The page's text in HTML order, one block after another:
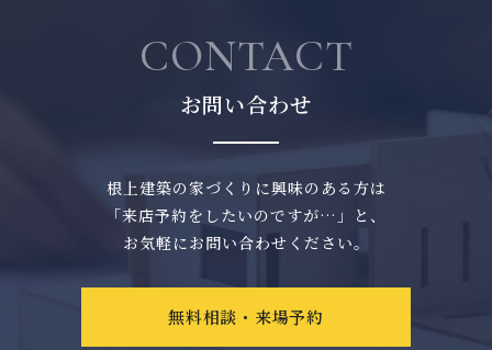
CONTACT
お問い合わせ
根上建築の家づくりに興味のある方は
「来店予約をしたいのですが…」と、
お気軽にお問い合わせください。
無料相談・来場予約